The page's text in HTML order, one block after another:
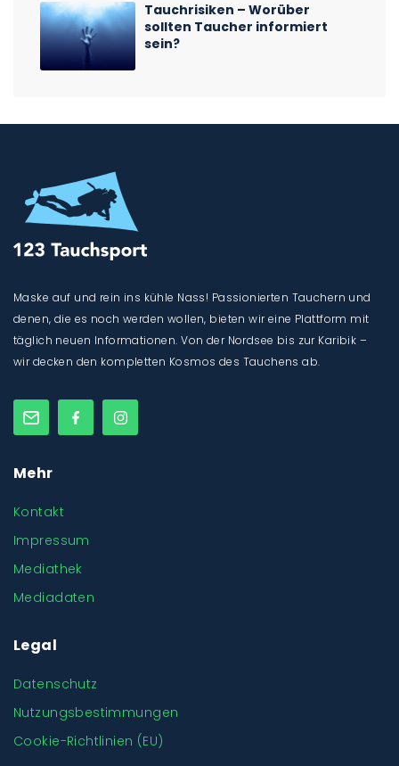
Tauchrisiken – Worüber
sollten Taucher informiert
sein?
Maske auf und rein ins kühle Nass! Passionierten Tauchern und
denen, die es noch werden wollen, bieten wir eine Plattform mit
täglich neuen Informationen. Von der Nordsee bis zur Karibik –
wir decken den kompletten Kosmos des Tauchens ab.
Mehr
Kontakt
Impressum
Mediathek
Mediadaten
Legal
Datenschutz
Nutzungsbestimmungen
Cookie-Richtlinien (EU)